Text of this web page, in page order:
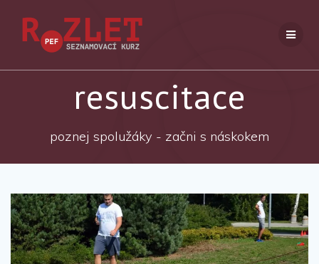
resuscitace
poznej spolužáky - začni s náskokem